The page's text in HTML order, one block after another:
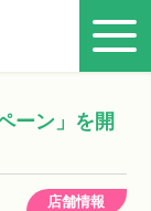
ーン」を開
店舗情報